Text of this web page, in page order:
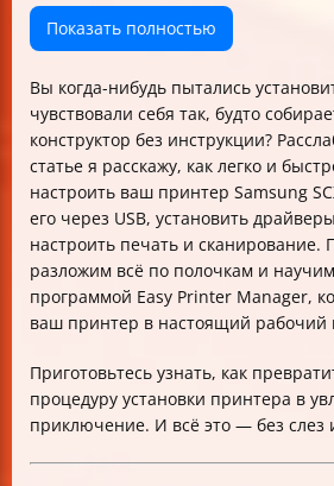
Особенности Samsung SCX-3400:
фактов
Краткий чек-лист для быстрой
Заключение
Показать полностью
Вы когда-нибудь пытались
чувствовали себя так, будто
конструктор без инструкции?
статье я расскажу, как легко и
настроить ваш принтер Samsung
его через USB, установить
настроить печать и сканирование.
разложим всё по полочкам и
программой Easy Printer Manager,
ваш принтер в настоящий рабочий
Приготовьтесь узнать, как
процедуру установки принтера в
приключение. И всё это — без слез